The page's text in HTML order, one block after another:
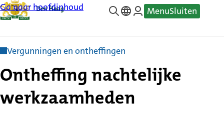
Ga naar hoofdinhoud
—
MenuSluiten
Vergunningen en ontheffingen
Ontheffing nachtelijke
werkzaamheden